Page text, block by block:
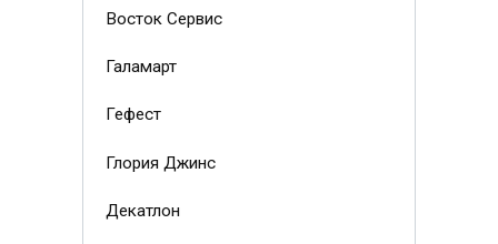
Восток Сервис
Галамарт
Гефест
Глория Джинс
Декатлон